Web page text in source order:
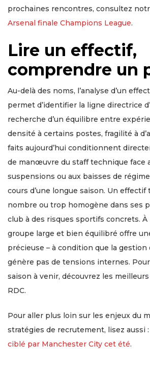
prochaines rencontres, consultez
Arsenal finale Champions League.
Lire un effectif,
comprendre un
Au-delà des noms, l’analyse d’un
permet d’identifier la ligne directrice
recherche d’un équilibre entre
densité à certains postes, fragilité à
faits aujourd’hui conditionnent
de manœuvre du staff technique face
suspensions ou aux baisses de
cours d’une longue saison. Un
nombre ou trop homogène dans ses
club à des risques sportifs concrets. À
groupe large et bien équilibré offre
précieuse – à condition que la
génère pas de tensions internes.
saison à venir, découvrez les meilleurs
RDC.
Pour aller plus loin sur les enjeux du
stratégies de recrutement, lisez aussi :
ciblé par Manchester City cet été.